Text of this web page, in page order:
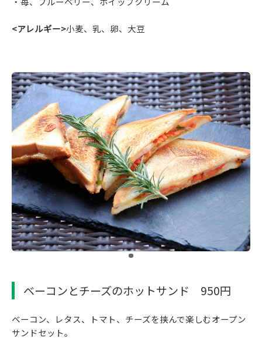
<アレルギー>小麦、乳、卵、大豆
ベーコンとチーズのホットサンド 950円
ベーコン、レタス、トマト、チーズを挟んで楽しむオープン
サンドセット。